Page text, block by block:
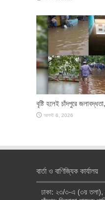
বৃষ্টি হলেই চাঁদপুরে
আগস্ট 6, 2026
বার্তা ও বাণিজ্যিক কার্যালয়
ঢাকা: ২৩/৩-এ (৩য় তলা),